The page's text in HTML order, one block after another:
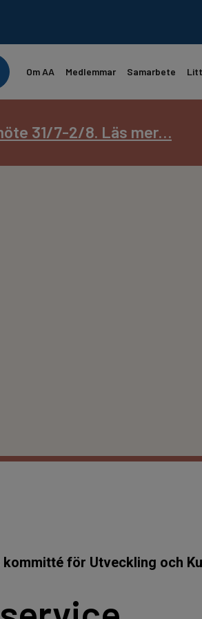
Om AA Medlemmar Samarbete
31/7-2/8. Läs mer…
Reflektion
påServicebladet
22/6 – 17/7.
för Utveckling och